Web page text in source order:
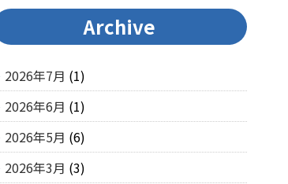
Archive
2026年7月 (1)
2026年6月 (1)
2026年5月 (6)
2026年3月 (3)